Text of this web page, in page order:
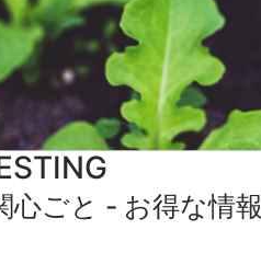
心ごと - お得な情報